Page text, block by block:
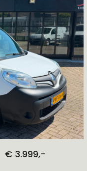
€ 3.999,-